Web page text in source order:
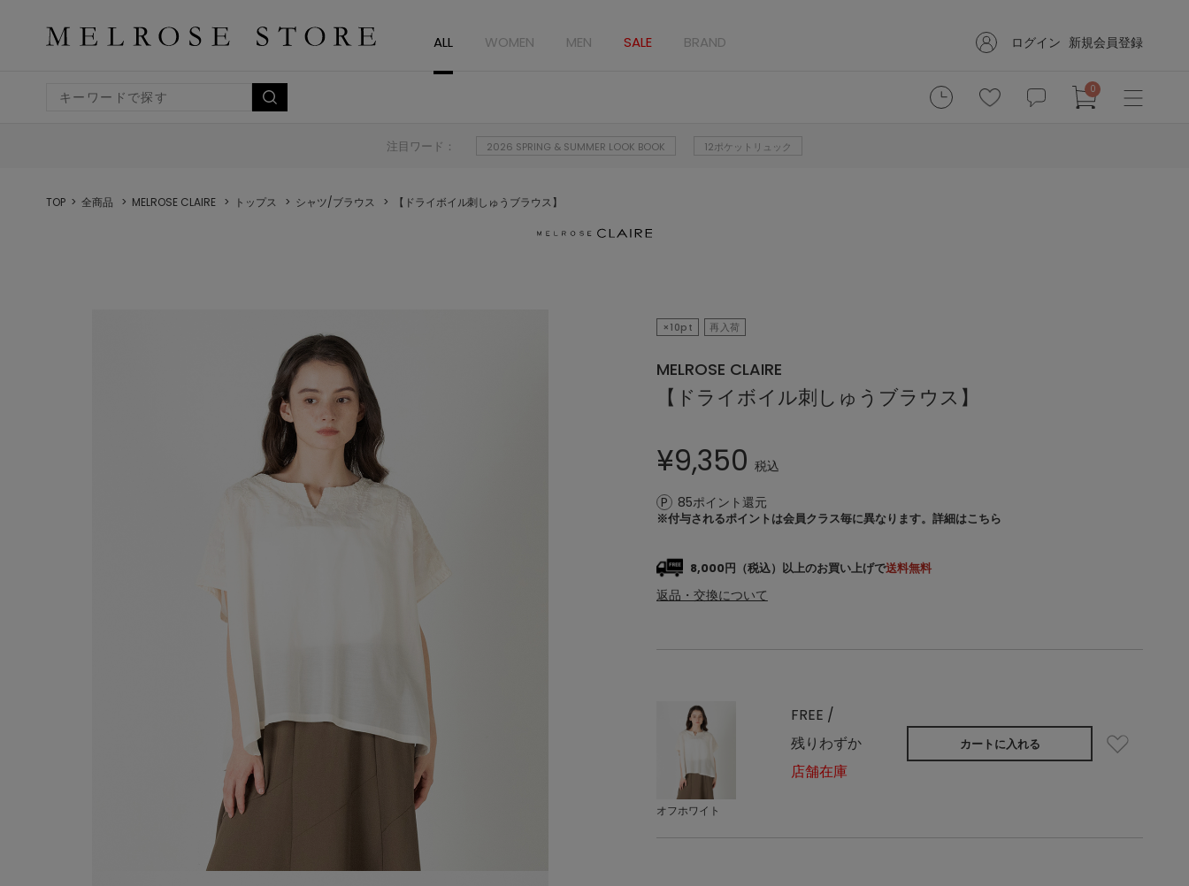
ALL WOMEN MEN SALE BRAND ログイン 新規会員登録
0
注目ワード： 2026 SPRING & SUMMER LOOK BOOK 12ポケットリュック
TOP 全商品 MELROSE CLAIRE トップス シャツ/ブラウス 【ドライボイル刺しゅうブラウス】
×10pt 再入荷
MELROSE CLAIRE
【ドライボイル刺しゅうブラウス】
¥9,350 税込
85ポイント還元
※付与されるポイントは会員クラス毎に異なります。 詳細はこちら
8,000円（税込）以上のお買い上げで送料無料
返品・交換について
オフホワイト
FREE /
残りわずか
店舗在庫
カートに入れる